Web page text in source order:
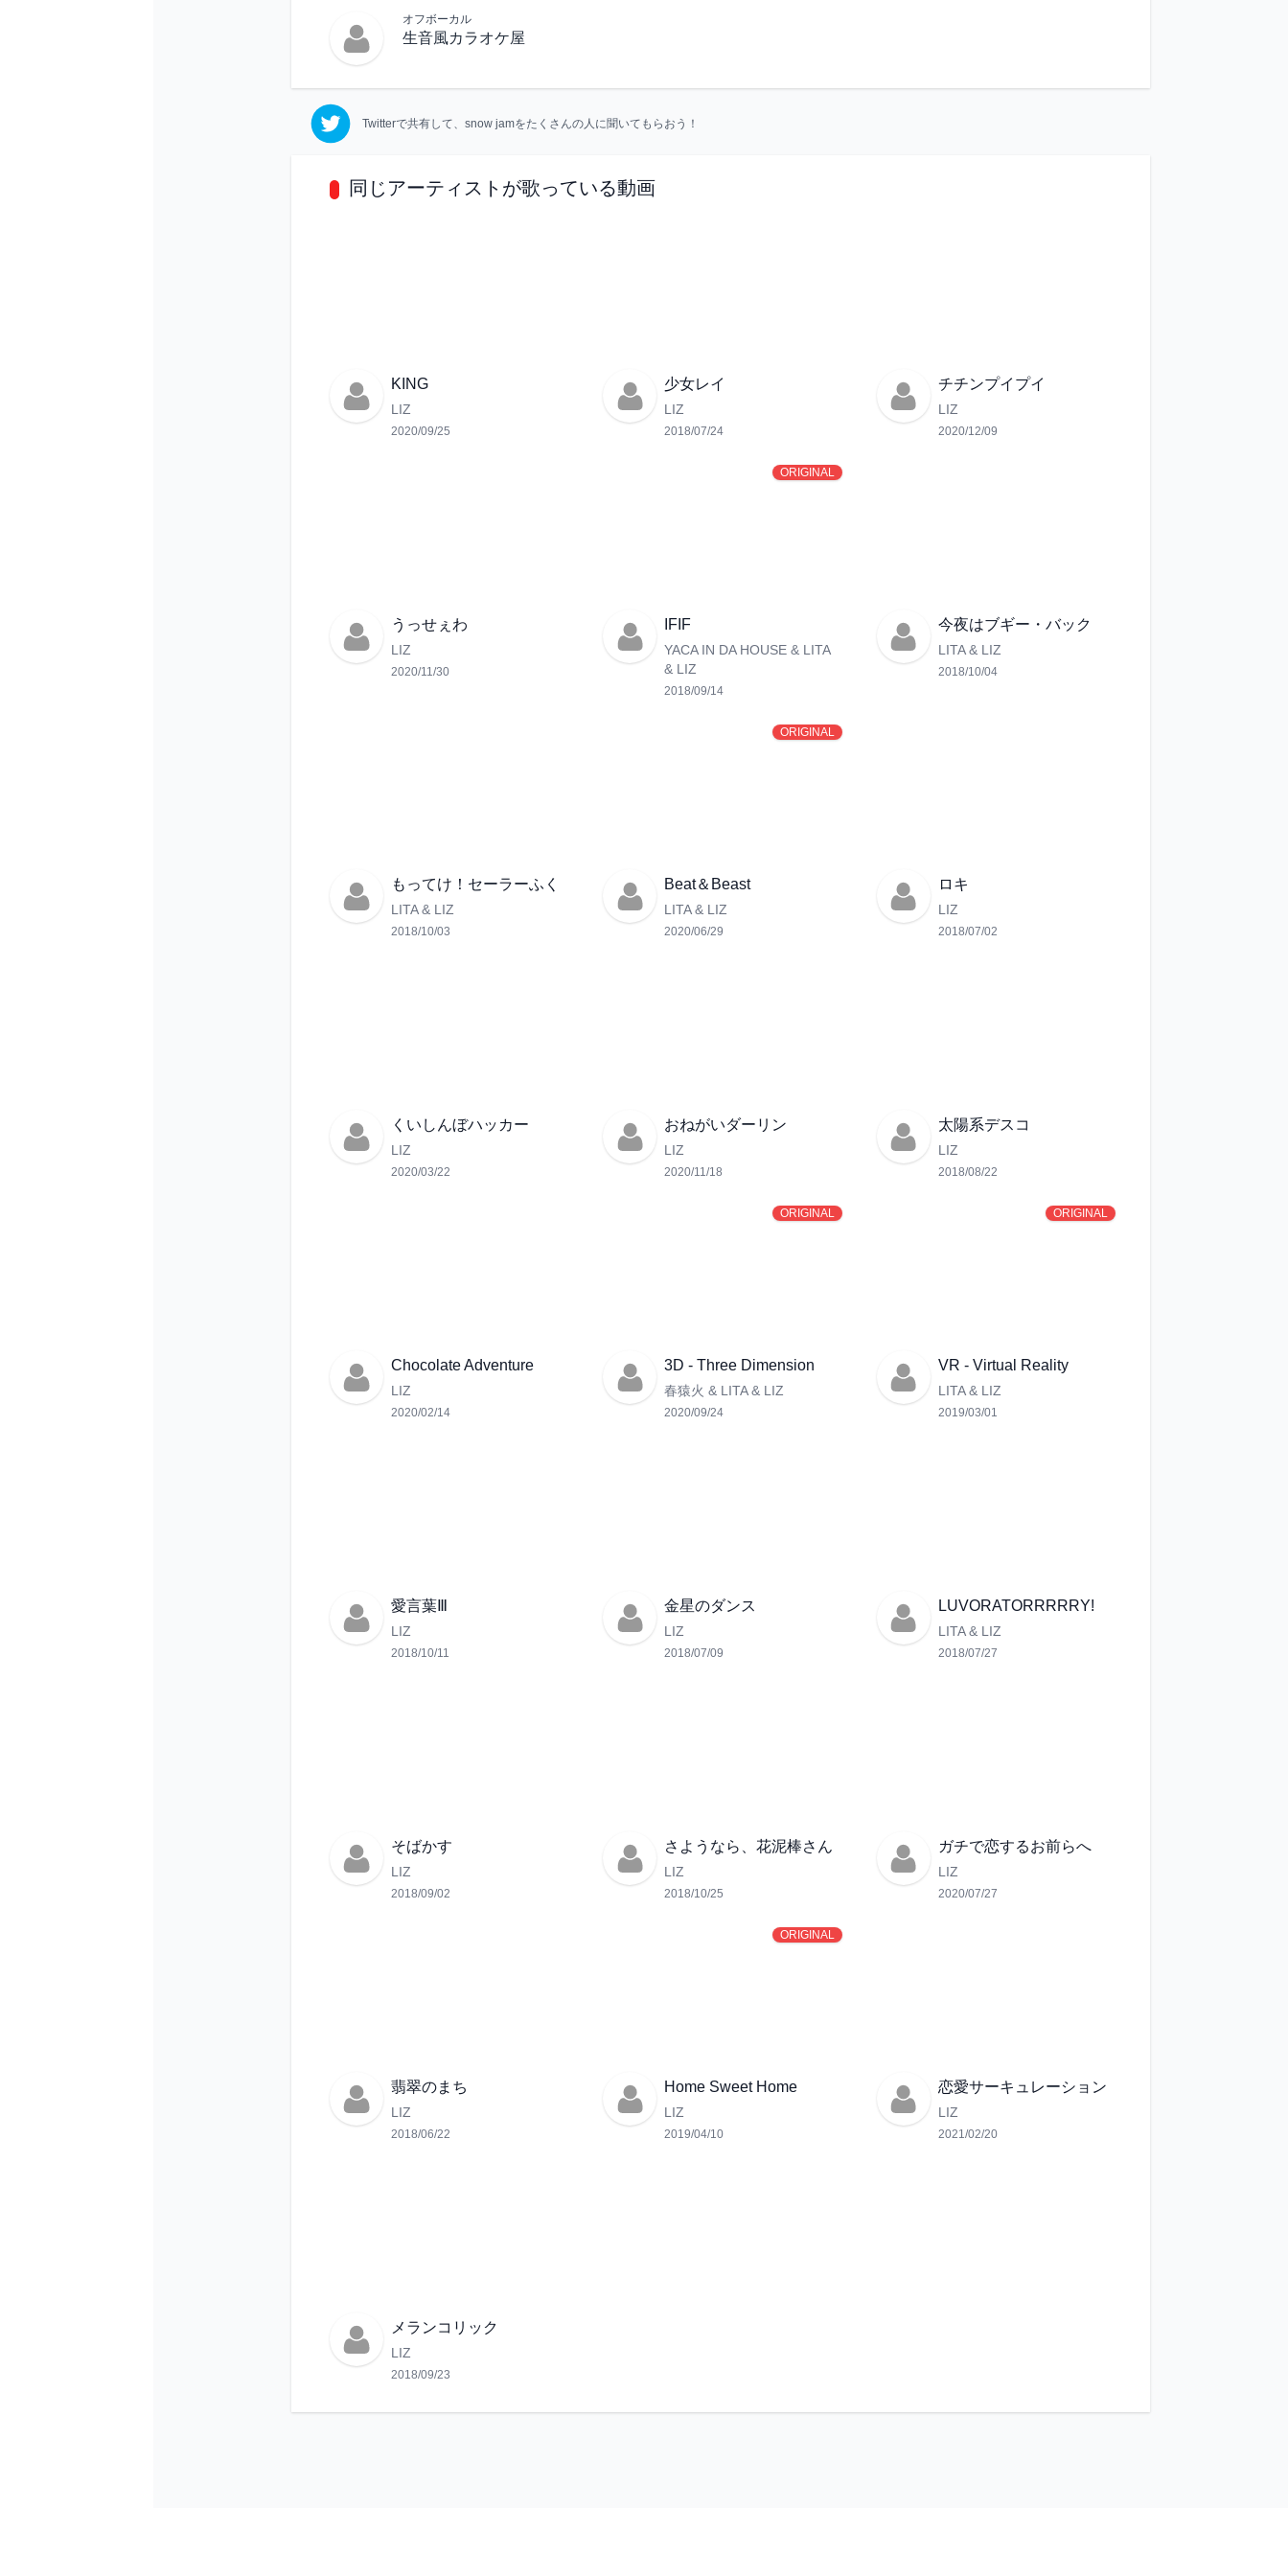
オフボーカル
生音風カラオケ屋
Twitterで共有して、 snow jamをたくさんの人に聞いてもらおう！
同じアーティストが歌っている動画
KING
LIZ
2020/09/25
少女レイ
LIZ
2018/07/24
チチンプイプイ
LIZ
2020/12/09
うっせぇわ
LIZ
2020/11/30
ORIGINAL
IFIF
YACA IN DA HOUSE & LITA
& LIZ
2018/09/14
今夜はブギー・バック
LITA & LIZ
2018/10/04
もってけ！セーラーふく
LITA & LIZ
2018/10/03
ORIGINAL
Beat＆Beast
LITA & LIZ
2020/06/29
ロキ
LIZ
2018/07/02
くいしんぼハッカー
LIZ
2020/03/22
おねがいダーリン
LIZ
2020/11/18
太陽系デスコ
LIZ
2018/08/22
Chocolate Adventure
LIZ
2020/02/14
ORIGINAL
3D - Three Dimension
春猿火 & LITA & LIZ
2020/09/24
ORIGINAL
VR - Virtual Reality
LITA & LIZ
2019/03/01
愛言葉Ⅲ
LIZ
2018/10/11
金星のダンス
LIZ
2018/07/09
LUVORATORRRRRY!
LITA & LIZ
2018/07/27
そばかす
LIZ
2018/09/02
さようなら、花泥棒さん
LIZ
2018/10/25
ガチで恋するお前らへ
LIZ
2020/07/27
翡翠のまち
LIZ
2018/06/22
ORIGINAL
Home Sweet Home
LIZ
2019/04/10
恋愛サーキュレーション
LIZ
2021/02/20
メランコリック
LIZ
2018/09/23